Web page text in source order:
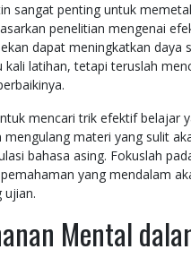
sangat penting untuk
penelitian mengenai
dapat meningkatkan daya
latihan, tetapi teruslah
mencari trik efektif belajar
materi yang sulit
bahasa asing. Fokuslah
yang mendalam
ujian.
Mental